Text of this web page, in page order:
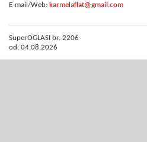
E-mail/Web: karmelaflat@gmail.com
SuperOGLASI br. 2206
od: 04.08.2026